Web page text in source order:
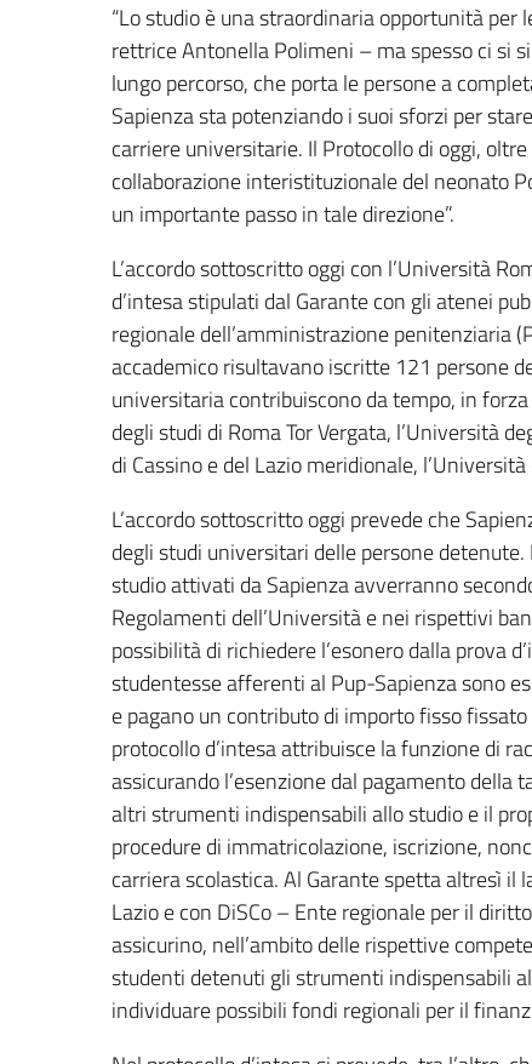
“Lo studio è una straordinaria opportunità
rettrice Antonella Polimeni – ma spesso ci si
lungo percorso, che porta le persone a
Sapienza sta potenziando i suoi sforzi per
carriere universitarie. Il Protocollo di oggi,
collaborazione interistituzionale del neonato
un importante passo in tale direzione”.
L’accordo sottoscritto oggi con l’Università
d’intesa stipulati dal Garante con gli atenei
regionale dell’amministrazione penitenziaria
accademico risultavano iscritte 121 persone
universitaria contribuiscono da tempo, in
degli studi di Roma Tor Vergata, l’Università
di Cassino e del Lazio meridionale, l’Università
L’accordo sottoscritto oggi prevede che
degli studi universitari delle persone detenute.
studio attivati da Sapienza avverranno
Regolamenti dell’Università e nei rispettivi
possibilità di richiedere l’esonero dalla prova
studentesse afferenti al Pup-Sapienza sono
e pagano un contributo di importo fisso
protocollo d’intesa attribuisce la funzione di
assicurando l’esenzione dal pagamento della
altri strumenti indispensabili allo studio e il
procedure di immatricolazione, iscrizione,
carriera scolastica. Al Garante spetta altresì
Lazio e con DiSCo – Ente regionale per il
assicurino, nell’ambito delle rispettive
studenti detenuti gli strumenti indispensabili
individuare possibili fondi regionali per il